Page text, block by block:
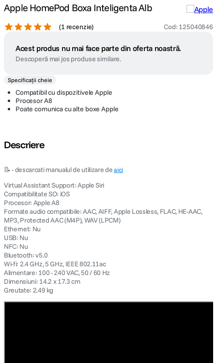
Apple HomePod Boxa Inteligenta Alb
(1 recenzie) Cod: 125040846
Acest produs nu mai face parte din oferta noastră.
Descoperă mai jos produse similare.
Specificații cheie
Compatibil cu dispozitivele Apple
Procesor A8
Poate comunica cu alte boxe Apple
Descriere
📝 - descarcati manualul de utilizare deaici
Virtual Assistant Support: Apple Siri
Compatibilitate SO: iOS
Procesor: Apple A8
Formate audio compatibile: AAC, AIFF, Apple Lossless, FLAC, HE-AAC,
MP3, Protected AAC (M4P), WAV (LPCM)
Ethernet: Nu
USB: Nu
NFC: Nu
Bluetooth: v5.0
Wi-fi: 2.4 GHz, 5 GHz, IEEE 802.11ac
Alimentare: 100 - 240 VAC, 50 / 60 Hz
Dimensiuni: 14.2 x 17.3 cm
Greutate: 2.49 kg